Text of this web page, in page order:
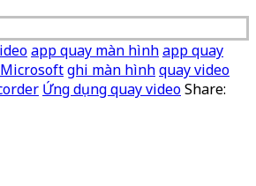
app quay màn hìnhapp quay
ghi màn hìnhquay video
Ứng dụng quay videoShare: